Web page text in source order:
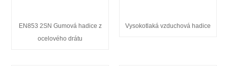
EN853 2SN Gumová hadice z
ocelového drátu
Vysokotlaká vzduchová hadice